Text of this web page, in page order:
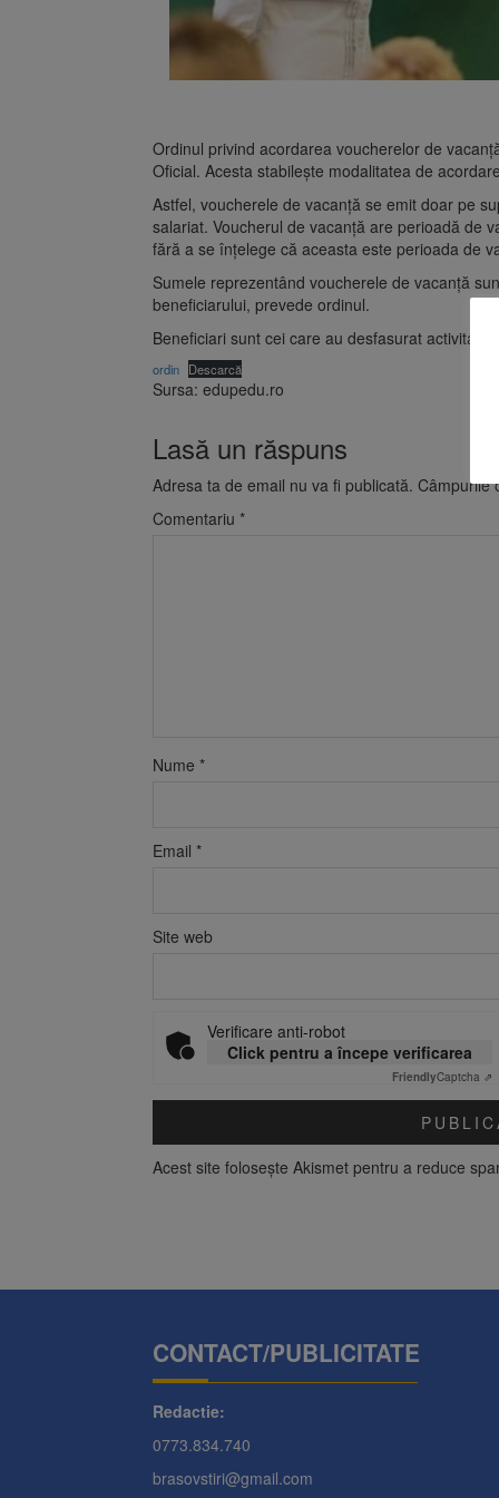
Ordinul privind acordarea voucherelor de
Oficial. Acesta stabilește modalitatea de
Astfel, voucherele de vacanță se emit doar pe
salariat. Voucherul de vacanță are perioadă de
fără a se înțelege că aceasta este perioada de
Sumele reprezentând voucherele de vacanță
beneficiarului, prevede ordinul.
Beneficiari sunt cei care au desfasurat
ordin Descarcă
Sursa: edupedu.ro
Lasă un răspuns
Adresa ta de email nu va fi publicată. Câmpurile
Comentariu *
Nume *
Email *
Site web
Verificare anti-robot
Click pentru a începe verificarea
FriendlyCaptcha ⇗
Acest site folosește Akismet pentru a reduce
CONTACT/PUBLICITATE
Redactie:
0773.834.740
brasovstiri@gmail.com